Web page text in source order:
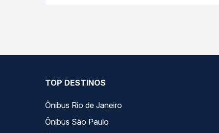
TOP DESTINOS
Ônibus Rio de Janeiro
Ônibus São Paulo